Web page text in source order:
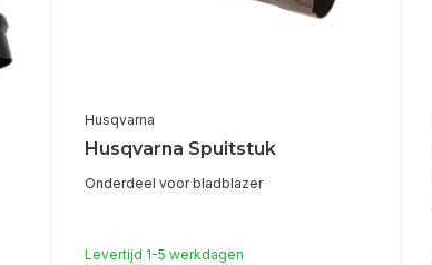
Husqvarna
Husqvarna Spuitstuk
Onderdeel voor bladblazer
Levertijd 1-5 werkdagen